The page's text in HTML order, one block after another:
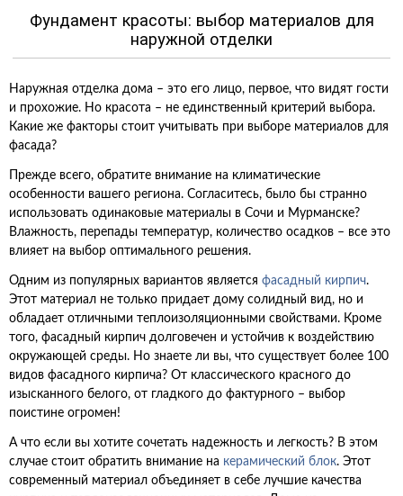
Фундамент красоты: выбор материалов для
наружной отделки
Наружная отделка дома – это его лицо, первое, что видят гости
и прохожие. Но красота – не единственный критерий выбора.
Какие же факторы стоит учитывать при выборе материалов для
фасада?
Прежде всего, обратите внимание на климатические
особенности вашего региона. Согласитесь, было бы странно
использовать одинаковые материалы в Сочи и Мурманске?
Влажность, перепады температур, количество осадков – все это
влияет на выбор оптимального решения.
Одним из популярных вариантов является фасадный кирпич.
Этот материал не только придает дому солидный вид, но и
обладает отличными теплоизоляционными свойствами. Кроме
того, фасадный кирпич долговечен и устойчив к воздействию
окружающей среды. Но знаете ли вы, что существует более 100
видов фасадного кирпича? От классического красного до
изысканного белого, от гладкого до фактурного – выбор
поистине огромен!
А что если вы хотите сочетать надежность и легкость? В этом
случае стоит обратить внимание на керамический блок. Этот
современный материал объединяет в себе лучшие качества